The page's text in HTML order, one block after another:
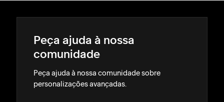
Peça ajuda à nossa
comunidade
Peça ajuda à nossa comunidade sobre
personalizações avançadas.